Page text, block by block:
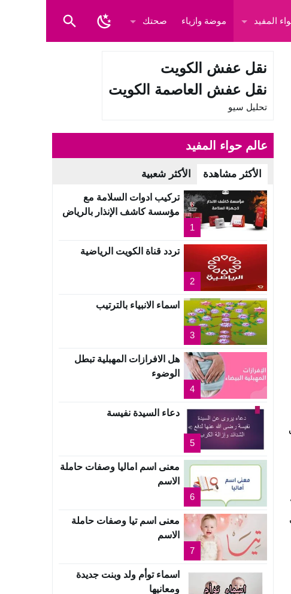
المفيد موضة وازياء صحتك
نقل عفش الكويت
نقل عفش العاصمة الكويت
تحليل سيو
عالم حواء المفيد
الأكثر مشاهدة الأكثر شعبية
1
تركيب ادوات السلامة مع
مؤسسة كاشف الإنذار بالرياض
2
تردد قناة الكويت الرياضية
3
اسماء الانبياء بالترتيب
4
هل الافرازات المهبلية تبطل
الوضوء
5
دعاء السيدة نفيسة
6
معنى اسم اماليا وصفات حاملة
الاسم
7
معنى اسم تيا وصفات حاملة
الاسم
اسماء توأم ولد وبنت جديدة
ومعانيها